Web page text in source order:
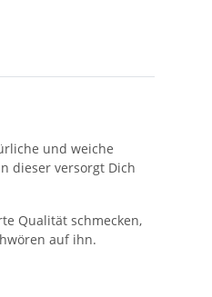
und weiche
dieser versorgt Dich
Qualität schmecken,
auf ihn.